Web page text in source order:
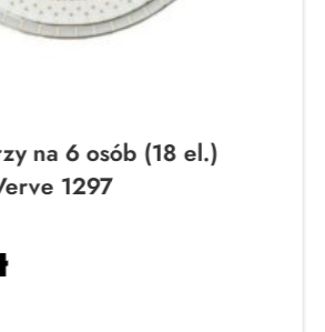
na 6 osób (18 el.)
1297